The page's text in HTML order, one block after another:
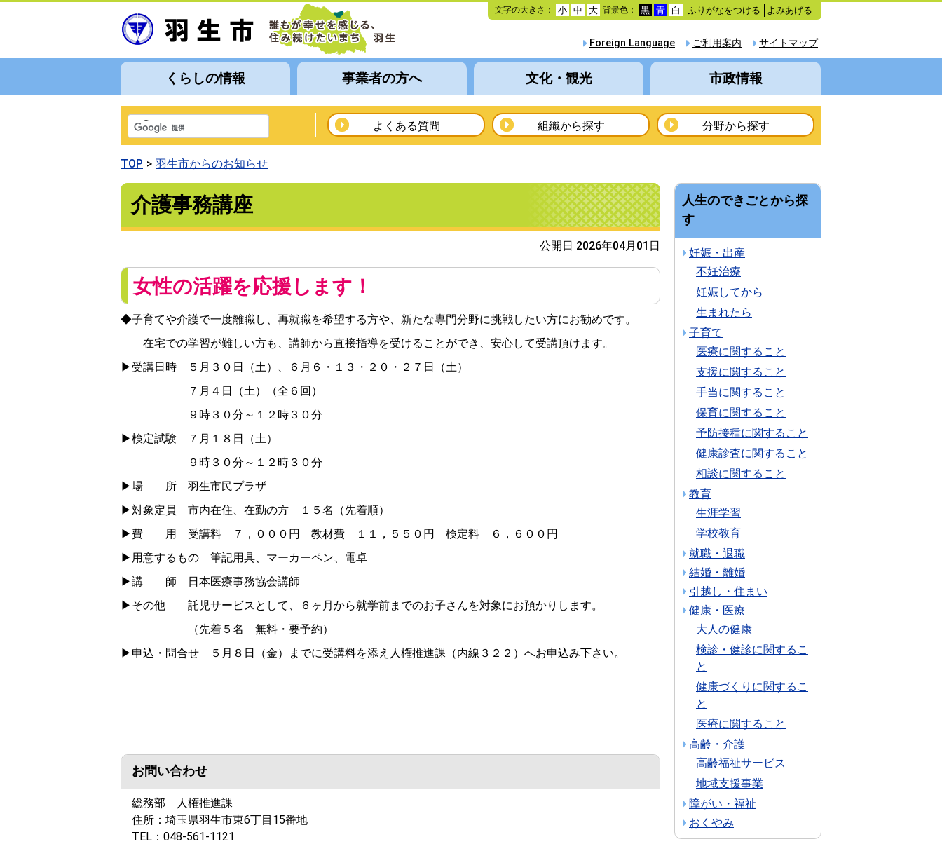
本
文
動
文字の大きさ： 小 中 大 背景色： 黒 青 白 ふりがなをつける よみあげる
サイトマップ
ご利用案内
Foreign Language
くらしの情報 事業者の方へ 文化・観光 市政情報
よくある質問 組織から探す 分野から探す
TOP 羽生市からのお知らせ
介護事務講座
公開日 2026年04月01日
女性の活躍を応援します！
◆子育てや介護で一度離職し、再就職を希望する方や、新たな専門分野に挑戦したい方にお勧めです。
在宅での学習が難しい方も、講師から直接指導を受けることができ、安心して受講頂けます。
▶受講日時 ５月３０日（土）、６月６・１３・２０・２７日（土）
７月４日（土）（全６回）
９時３０分～１２時３０分
▶検定試験 ７月１８日（土）
９時３０分～１２時３０分
▶場 所 羽生市民プラザ
▶対象定員 市内在住、在勤の方 １５名（先着順）
▶費 用 受講料 ７，０００円 教材費 １１，５５０円 検定料 ６，６００円
▶用意するもの 筆記用具、マーカーペン、電卓
▶講 師 日本医療事務協会講師
▶その他 託児サービスとして、６ヶ月から就学前までのお子さんを対象にお預かりします。
（先着５名 無料・要予約）
▶申込・問合せ ５月８日（金）までに受講料を添え人権推進課（内線３２２）へお申込み下さい。
お問い合わせ
総務部 人権推進課
住所： 埼玉県羽生市東6丁目15番地
TEL： 048-561-1121
人生のできごとから探
す
妊娠・出産
不妊治療
妊娠してから
生まれたら
子育て
医療に関すること
支援に関すること
手当に関すること
保育に関すること
予防接種に関すること
健康診査に関すること
相談に関すること
教育
生涯学習
学校教育
就職・退職
結婚・離婚
引越し・住まい
健康・医療
大人の健康
検診・健診に関するこ
と
健康づくりに関するこ
と
医療に関すること
高齢・介護
高齢福祉サービス
地域支援事業
障がい・福祉
おくやみ